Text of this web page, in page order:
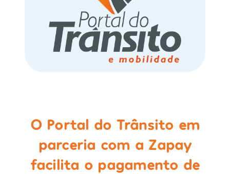
O Portal do Trânsito em
parceria com a Zapay
facilita o pagamento de